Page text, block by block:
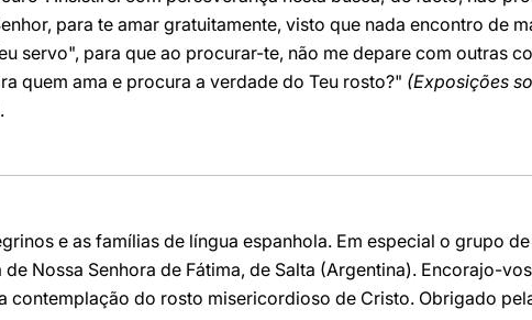
para te amar gratuitamente, visto que nada encontro de
servo", para que ao procurar-te, não me depare com outras
quem ama e procura a verdade do Teu rosto?" (Exposições
e as famílias de língua espanhola. Em especial o grupo
de Nossa Senhora de Fátima, de Salta (Argentina). Encorajo-
contemplação do rosto misericordioso de Cristo. Obrigado